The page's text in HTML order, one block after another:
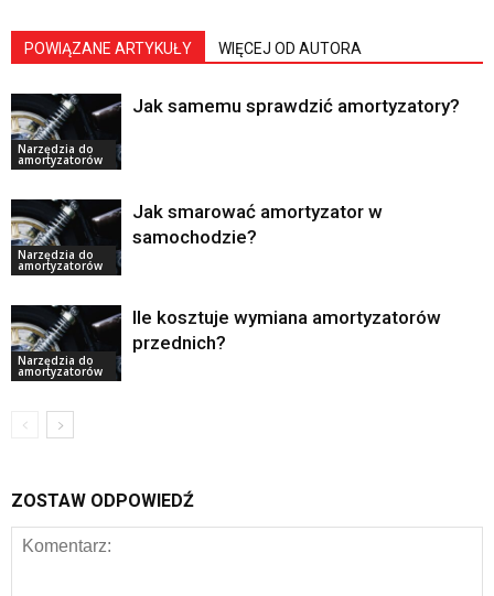
POWIĄZANE ARTYKUŁY WIĘCEJ OD AUTORA
Narzędzia do
amortyzatorów
Jak samemu sprawdzić amortyzatory?
Narzędzia do
amortyzatorów
Jak smarować amortyzator w
samochodzie?
Narzędzia do
amortyzatorów
Ile kosztuje wymiana amortyzatorów
przednich?
ZOSTAW ODPOWIEDŹ